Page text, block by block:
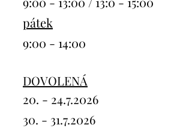
pátek
9:00 - 14:00
DOVOLENÁ
20. - 24.7.2026
30. - 31.7.2026